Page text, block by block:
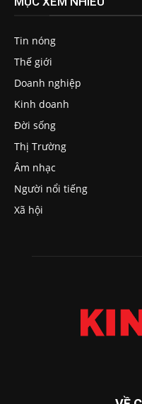
Tin nóng
Thế giới
Doanh nghiệp
Kinh doanh
Đời sống
Thị Trường
Âm nhạc
Người nổi tiếng
Xã hội